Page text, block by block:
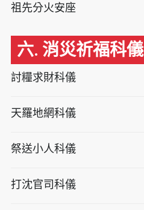
祖先分火安座
六. 消災祈福科儀
討糧求財科儀
天羅地網科儀
祭送小人科儀
打沈官司科儀